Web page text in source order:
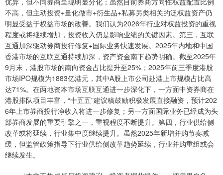
不高，但主动投资+量化做市+衍生品+私募另类相关的泛权益资产仍
明显受益于权益市场的改善。我们认为2026年行业对权益投资的重视
程度或将继续增加，投资收入仍是影响业绩的关键因素。第三，互联
互通加深驱动券商投行修复+国际业务快速发展。2025年内地和中国
香港市场的互联互通持续加深，资产资金南下趋势明确。截至2025年
9月末，港股市场的南向资金占比提升至25%；2025年前三季度港股
市场IPO规模为1883亿港元，其中A股上市公司赴港上市规模占比高
达71%。在两地资本市场互联互通进一步深化下，一方面中资券商在
港股排队项目丰富，“十五五”建议稿鼓励积极发展直接融资，预计202
6年上市券商投行净收入将进一步修复；另一方面国际业务已经成为头
部券商发展的重要引擎之一，重视程度不断提升。第四，行业供给侧
改革或将延续，行业集中度继续提升。虽然2025年新增并购节奏减
缓，但监管政策指导下行业供给侧改革趋势延续，行业并购重组或会
继续发生。